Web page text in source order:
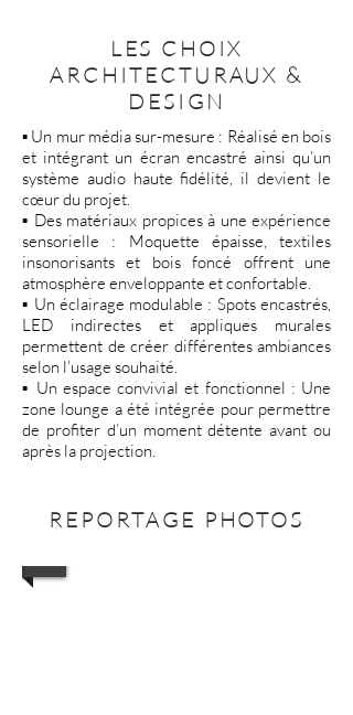
LES CHOIX
ARCHITECTURAUX &
DESIGN
▪️ Un mur média sur-mesure : Réalisé en bois
et intégrant un écran encastré ainsi qu’un
système audio haute fidélité, il devient le
cœur du projet.
▪️ Des matériaux propices à une expérience
sensorielle : Moquette épaisse, textiles
insonorisants et bois foncé offrent une
atmosphère enveloppante et confortable.
▪️ Un éclairage modulable : Spots encastrés,
LED indirectes et appliques murales
permettent de créer différentes ambiances
selon l’usage souhaité.
▪️ Un espace convivial et fonctionnel : Une
zone lounge a été intégrée pour permettre
de profiter d’un moment détente avant ou
après la projection.
REPORTAGE PHOTOS